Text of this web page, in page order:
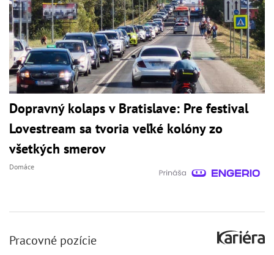
Dopravný kolaps v Bratislave: Pre festival
Lovestream sa tvoria veľké kolóny zo
všetkých smerov
Domáce
Pracovné pozície